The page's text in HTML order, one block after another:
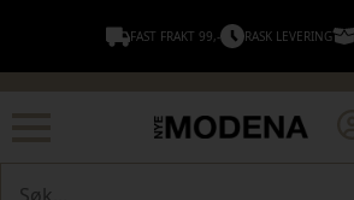
FAST FRAKT 99,- RASK LEVERING